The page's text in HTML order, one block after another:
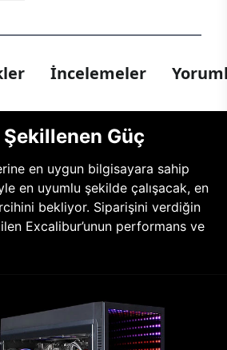
İncelemeler
Güç
en uygun bilgisayara sahip
en uyumlu şekilde çalışacak, en
bekliyor. Siparişini verdiğin
Excalibur’unun performans ve